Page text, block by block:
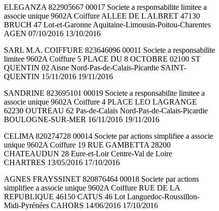
ELEGANZA 822905667 00017 Societe a responsabilite limitee a
associe unique 9602A Coiffure ALLEE DE L ALBRET 47130
BRUCH 47 Lot-et-Garonne Aquitaine-Limousin-Poitou-Charentes
AGEN 07/10/2016 13/10/2016
SARL M.A. COIFFURE 823646096 00011 Societe a responsabilite
limitee 9602A Coiffure 5 PLACE DU 8 OCTOBRE 02100 ST
QUENTIN 02 Aisne Nord-Pas-de-Calais-Picardie SAINT-
QUENTIN 15/11/2016 19/11/2016
SANDRINE 823695101 00019 Societe a responsabilite limitee a
associe unique 9602A Coiffure 4 PLACE LEO LAGRANGE
62230 OUTREAU 62 Pas-de-Calais Nord-Pas-de-Calais-Picardie
BOULOGNE-SUR-MER 16/11/2016 19/11/2016
CELIMA 820274728 00014 Societe par actions simplifiee a associe
unique 9602A Coiffure 19 RUE GAMBETTA 28200
CHATEAUDUN 28 Eure-et-Loir Centre-Val de Loire
CHARTRES 13/05/2016 17/10/2016
AGNES FRAYSSINET 820876464 00018 Societe par actions
simplifiee a associe unique 9602A Coiffure RUE DE LA
REPUBLIQUE 46150 CATUS 46 Lot Languedoc-Roussillon-
Midi-Pyrénées CAHORS 14/06/2016 17/10/2016